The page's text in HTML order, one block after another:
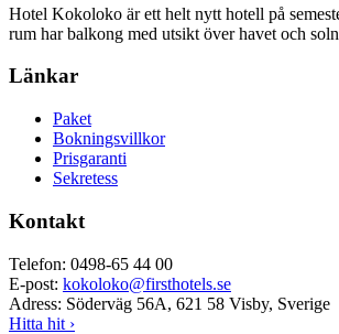
Hotel Kokoloko är ett helt nytt hotell på
rum har balkong med utsikt över havet och
Länkar
Paket
Bokningsvillkor
Prisgaranti
Sekretess
Kontakt
Telefon: 0498-65 44 00
E-post: kokoloko@firsthotels.se
Adress: Söderväg 56A, 621 58 Visby, Sverige
Hitta hit ›